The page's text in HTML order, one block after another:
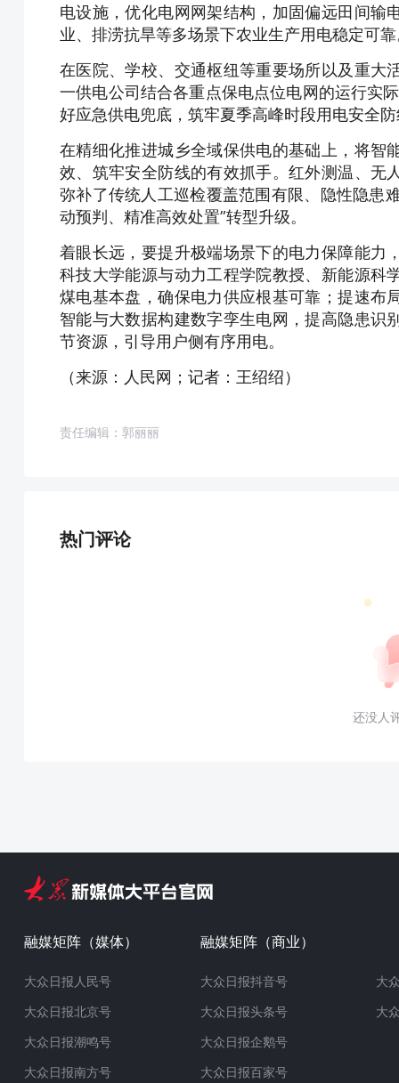
电设施，优化电网网架结构，加固偏远田间输
业、排涝抗旱等多场景下农业生产用电稳定可
在医院、学校、交通枢纽等重要场所以及重大
一供电公司结合各重点保电点位电网的运行实
好应急供电兜底，筑牢夏季高峰时段用电安全
在精细化推进城乡全域保供电的基础上，将智
效、筑牢安全防线的有效抓手。红外测温、无
弥补了传统人工巡检覆盖范围有限、隐性隐患
动预判、精准高效处置”转型升级。
着眼长远，要提升极端场景下的电力保障能力
科技大学能源与动力工程学院教授、新能源科
煤电基本盘，确保电力供应根基可靠；提速布
智能与大数据构建数字孪生电网，提高隐患识
节资源，引导用户侧有序用电。
（来源：人民网；记者：王绍绍）
责任编辑：郭丽丽
热门评论
还没人
融媒矩阵（媒体）
大众日报人民号
大众日报北京号
大众日报潮鸣号
大众日报南方号
融媒矩阵（商业）
大众日报抖音号
大众日报头条号
大众日报企鹅号
大众日报百家号
大
大